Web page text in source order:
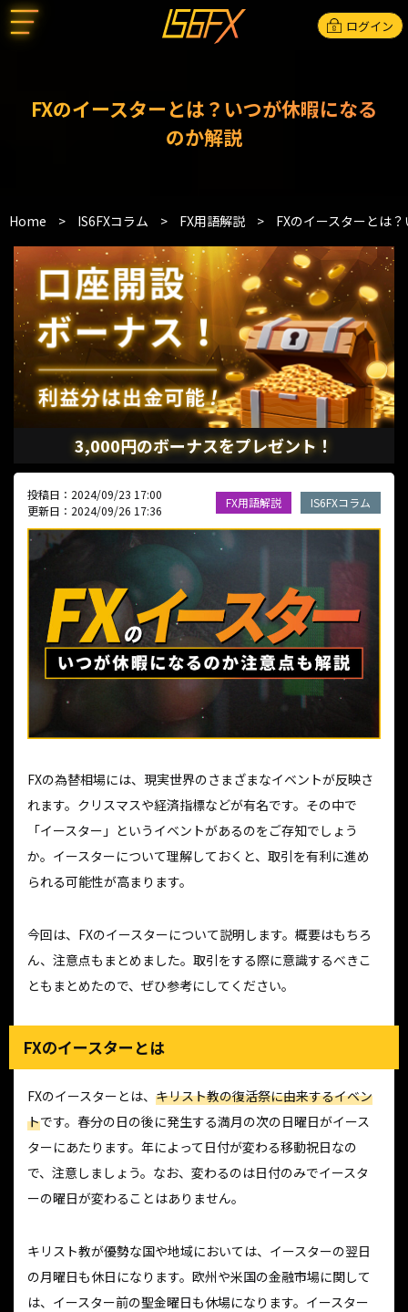
ログイン
FXのイースターとは？いつが休暇になる
のか解説
Home > IS6FXコラム > FX用語解説 > FXのイースターとは
3,000円のボーナスをプレゼント！
投稿日：2024/09/23 17:00
更新日：2024/09/26 17:36
FX用語解説 IS6FXコラム
FXの為替相場には、現実世界のさまざまなイベントが反映さ
れます。クリスマスや経済指標などが有名です。その中で
「イースター」というイベントがあるのをご存知でしょう
か。イースターについて理解しておくと、取引を有利に進め
られる可能性が高まります。
今回は、FXのイースターについて説明します。概要はもちろ
ん、注意点もまとめました。取引をする際に意識するべきこ
ともまとめたので、ぜひ参考にしてください。
FXのイースターとは
FXのイースターとは、 キリスト教の復活祭に由来するイベン
トです。春分の日の後に発生する満月の次の日曜日がイース
ターにあたります。年によって日付が変わる移動祝日なの
で、注意しましょう。なお、変わるのは日付のみでイースタ
ーの曜日が変わることはありません。
キリスト教が優勢な国や地域においては、イースターの翌日
の月曜日も休日になります。欧州や米国の金融市場に関して
は、イースター前の聖金曜日も休場になります。イースター